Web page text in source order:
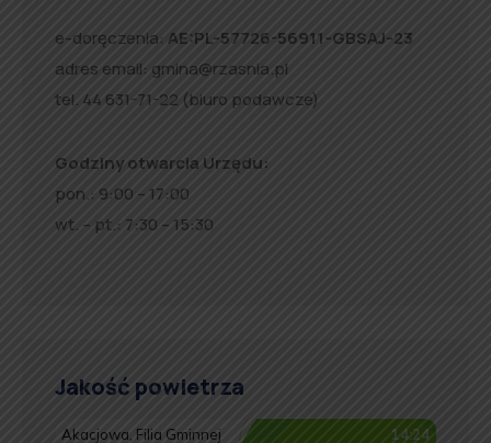
e-doręczenia: AE:PL-57726-56911-GBSAJ-23
adres email: gmina@rzasnia.pl
tel. 44 631-71-22 (biuro podawcze)
Godziny otwarcia Urzędu:
pon.: 9:00 – 17:00
wt. – pt.: 7:30 – 15:30
Jakość powietrza